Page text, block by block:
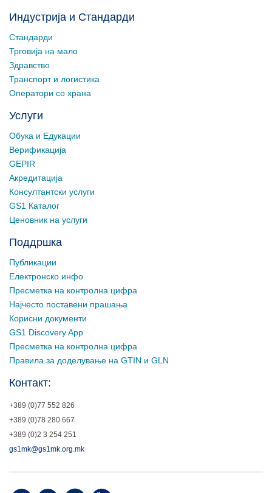
Индустрија и Стандарди
Стандарди
Трговија на мало
Здравство
Транспорт и логистика
Оператори со храна
Услуги
Обука и Едукации
Верификација
GEPIR
Акредитација
Консултантски услуги
GS1 Каталог
Ценовник на услуги
Поддршка
Публикации
Електронско инфо
Пресметка на контролна цифра
Најчесто поставени прашања
Корисни документи
GS1 Discovery App
Пресметка на контролна цифра
Правила за доделување на GTIN и GLN
Контакт:
+389 (0)77 552 826
+389 (0)78 280 667
+389 (0)2 3 254 251
gs1mk@gs1mk.org.mk